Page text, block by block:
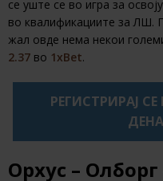
се уште се во игра за
во квалификациите за ЛШ.
жал овде нема некои
2.37 во 1xBet.
РЕГИСТРИРАЈ СЕ
Орхус – Олборг